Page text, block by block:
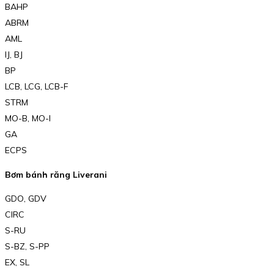
BAHP
ABRM
AML
IJ, BJ
BP
LCB, LCG, LCB-F
STRM
MO-B, MO-I
GA
ECPS
Bơm bánh răng Liverani
GDO, GDV
CIRC
S-RU
S-BZ, S-PP
EX, SL